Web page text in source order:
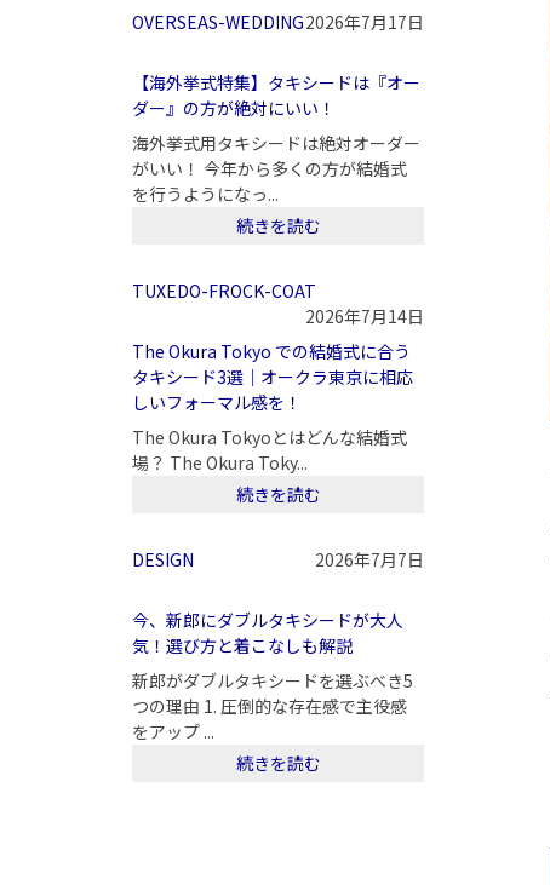
OVERSEAS-WEDDING2026年7月17日
【海外挙式特集】タキシードは『オー
ダー』の方が絶対にいい！
海外挙式用タキシードは絶対オーダー
がいい！ 今年から多くの方が結婚式
を行うようになっ...
続きを読む
TUXEDO-FROCK-COAT
2026年7月14日
The Okura Tokyo での結婚式に合う
タキシード3選｜オークラ東京に相応
しいフォーマル感を！
The Okura Tokyoとはどんな結婚式
場？ The Okura Toky...
続きを読む
DESIGN 2026年7月7日
今、新郎にダブルタキシードが大人
気！選び方と着こなしも解説
新郎がダブルタキシードを選ぶべき5
つの理由 1. 圧倒的な存在感で主役感
をアップ ...
続きを読む